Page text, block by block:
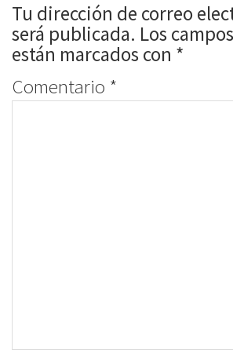
Tu dirección de correo
será publicada. Los
están marcados con *
Comentario *